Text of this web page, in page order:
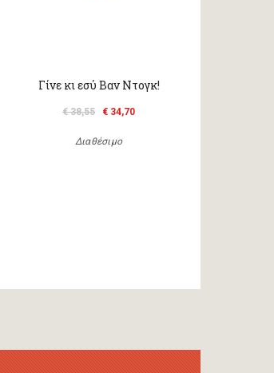
Γίνε κι εσύ Βαν Ντογκ!
€ 38,55 € 34,70
Διαθέσιμο